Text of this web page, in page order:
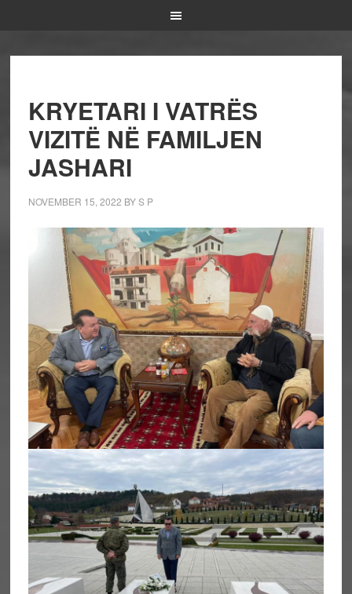
KRYETARI I VATRËS
VIZITË NË FAMILJEN
JASHARI
NOVEMBER 15, 2022 BYS P